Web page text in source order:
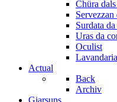
Chüra dals
Servezzan
Surdata
Uras da
Oculist
Lavandaria
Actual
Back
Archiv
Giarsuns